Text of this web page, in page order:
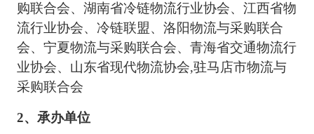
购联合会、湖南省冷链物流行业协会、江西省物
流行业协会、冷链联盟、洛阳物流与采购联合
会、宁夏物流与采购联合会、青海省交通物流行
业协会、山东省现代物流协会,驻马店市物流与
采购联合会
2、 承办单位